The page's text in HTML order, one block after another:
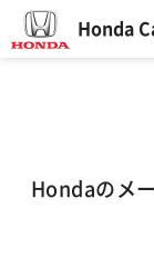
Honda
Hondaのメ